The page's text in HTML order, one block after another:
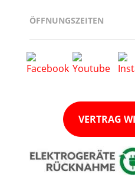
ÖFFNUNGSZEITEN
VERTRAG